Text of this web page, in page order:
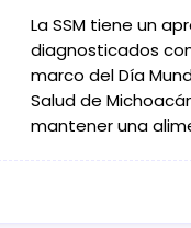
La SSM tiene un
diagnosticados
marco del Día
Salud de
mantener una